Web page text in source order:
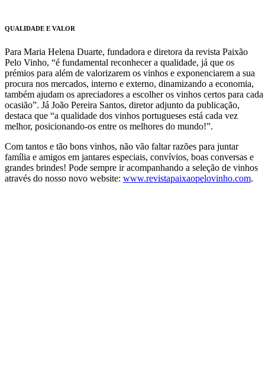
QUALIDADE E VALOR
Para Maria Helena Duarte, fundadora e diretora da revista Paixão
Pelo Vinho, “é fundamental reconhecer a qualidade, já que os
prémios para além de valorizarem os vinhos e exponenciarem a sua
procura nos mercados, interno e externo, dinamizando a economia,
também ajudam os apreciadores a escolher os vinhos certos para cada
ocasião”. Já João Pereira Santos, diretor adjunto da publicação,
destaca que “a qualidade dos vinhos portugueses está cada vez
melhor, posicionando-os entre os melhores do mundo!”.
Com tantos e tão bons vinhos, não vão faltar razões para juntar
família e amigos em jantares especiais, convívios, boas conversas e
grandes brindes! Pode sempre ir acompanhando a seleção de vinhos
através do nosso novo website: www.revistapaixaopelovinho.com.